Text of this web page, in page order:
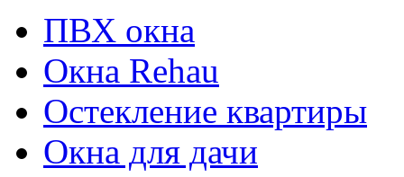
ПВХ окна
Окна Rehau
Остекление квартиры
Окна для дачи